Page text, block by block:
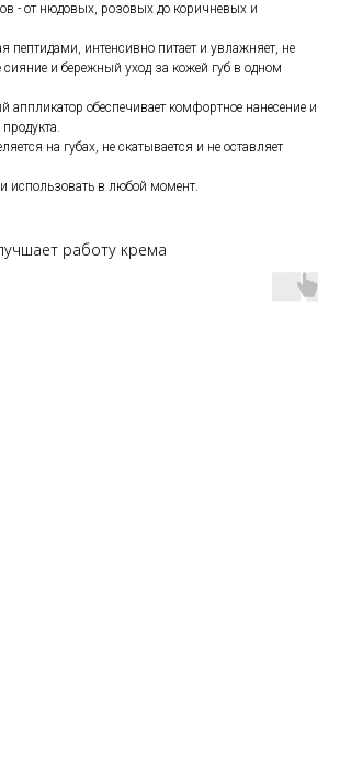
- от нюдовых, розовых до коричневых и
пептидами, интенсивно питает и увлажняет, не
и бережный уход за кожей губ в одном
обеспечивает комфортное нанесение и
на губах, не скатывается и не оставляет
использовать в любой момент.
работу крема